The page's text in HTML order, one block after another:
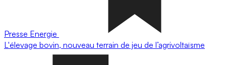
Presse Energie
L'élevage bovin, nouveau terrain de jeu de l’agrivoltaïsme